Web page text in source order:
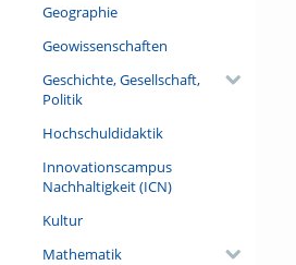
Geographie
Geowissenschaften
Geschichte, Gesellschaft,
Politik
Hochschuldidaktik
Innovationscampus
Nachhaltigkeit (ICN)
Kultur
Mathematik